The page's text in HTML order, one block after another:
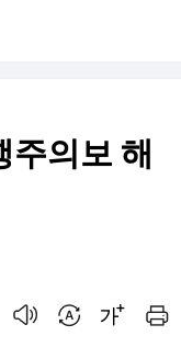
주의보 해